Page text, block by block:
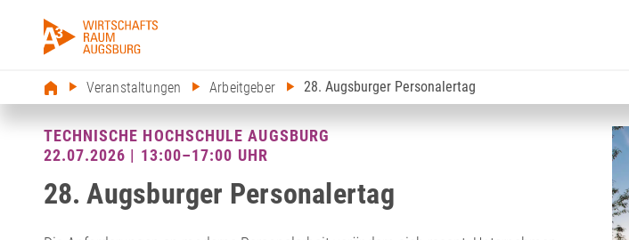
Veranstaltungen Arbeitgeber 28. Augsburger Personalertag
TECHNISCHE HOCHSCHULE AUGSBURG
22.07.2026 | 13:00–17:00 UHR
28. Augsburger Personalertag